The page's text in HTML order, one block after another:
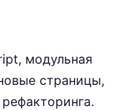
модульная
страницы,